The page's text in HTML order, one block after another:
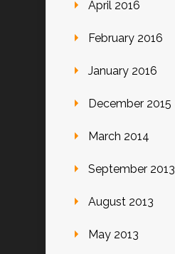
April 2016
February 2016
January 2016
December 2015
March 2014
September 2013
August 2013
May 2013